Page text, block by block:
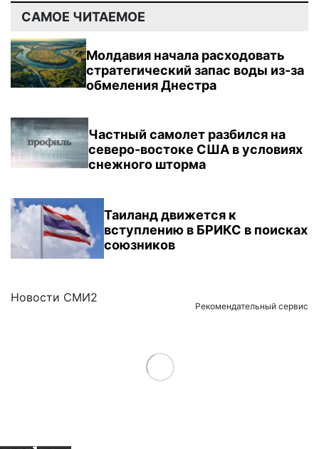
САМОЕ ЧИТАЕМОЕ
Молдавия начала расходовать
стратегический запас воды из-за
обмеления Днестра
Частный самолет разбился на
северо-востоке США в условиях
снежного шторма
Таиланд движется к
вступлению в БРИКС в поисках
союзников
Новости СМИ2
Рекомендательный сервис
Load More